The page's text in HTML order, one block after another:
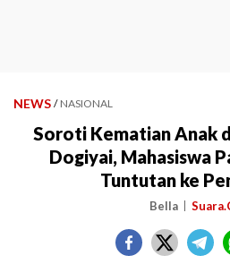
NEWS / NASIONAL
Soroti Kematian Anak
Dogiyai, Mahasiswa
Tuntutan ke
Bella